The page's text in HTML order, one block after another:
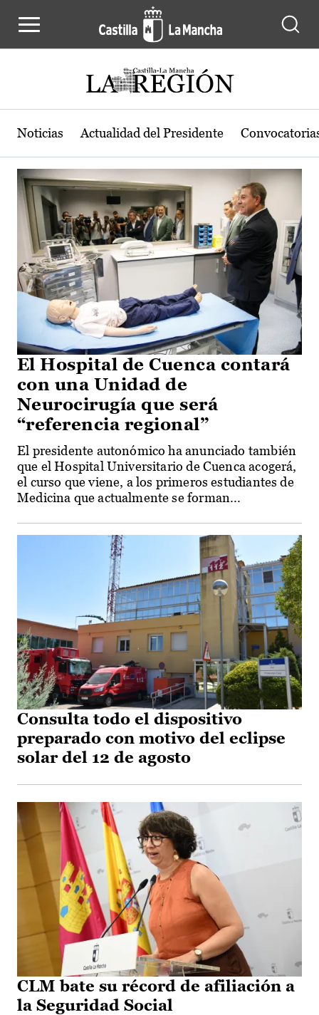
Actualidad de la región de Castilla-
Noticias Actualidad del Presidente
El Hospital de Cuenca contará
con una Unidad de
Neurocirugía que será
“referencia regional”
El presidente autonómico ha anunciado también
que el Hospital Universitario de Cuenca acogerá,
el curso que viene, a los primeros estudiantes de
Medicina que actualmente se forman...
Consulta todo el dispositivo
preparado con motivo del eclipse
solar del 12 de agosto
CLM bate su récord de afiliación a
la Seguridad Social